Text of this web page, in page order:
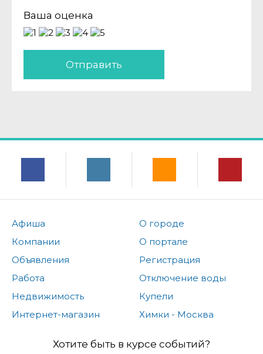
Ваша оценка
Отправить
Афиша
Компании
Объявления
Работа
Недвижимость
Интернет-магазин
О городе
О портале
Регистрация
Отключение воды
Купели
Химки - Москва
Хотите быть в курсе событий?